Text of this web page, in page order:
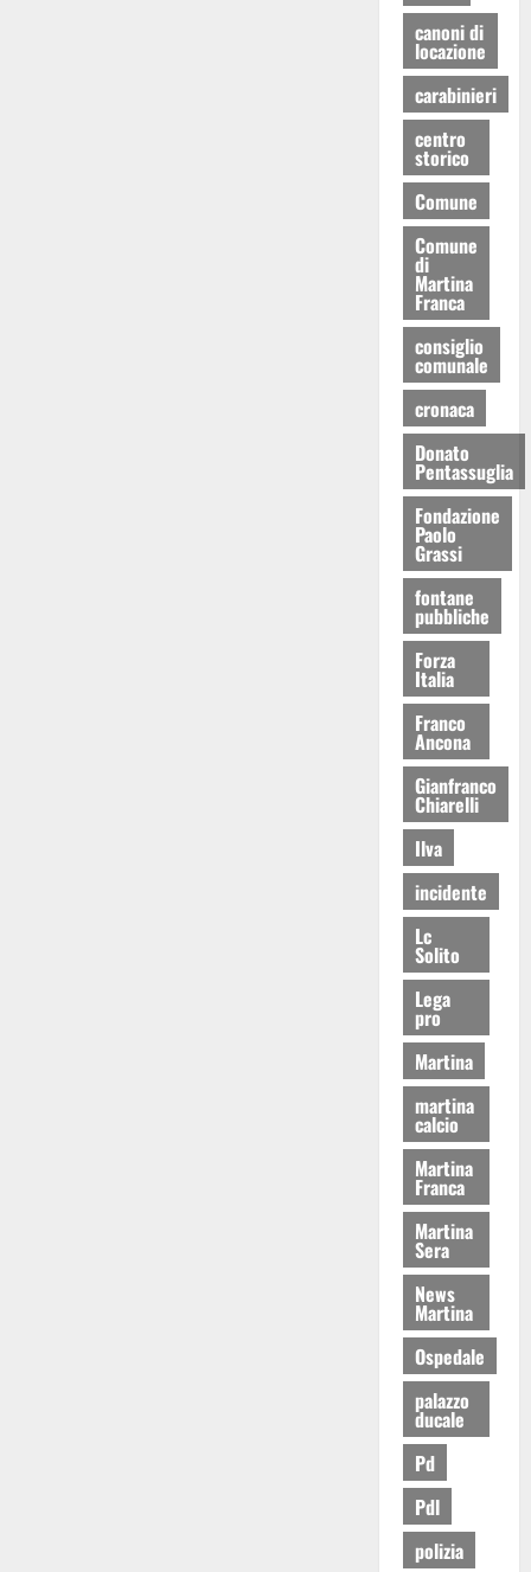
canoni di
locazione
carabinieri
centro
storico
Comune
Comune
di
Martina
Franca
consiglio
comunale
cronaca
Donato
Pentassuglia
Fondazione
Paolo
Grassi
fontane
pubbliche
Forza
Italia
Franco
Ancona
Gianfranco
Chiarelli
Ilva
incidente
Lc
Solito
Lega
pro
Martina
martina
calcio
Martina
Franca
Martina
Sera
News
Martina
Ospedale
palazzo
ducale
Pd
Pdl
polizia